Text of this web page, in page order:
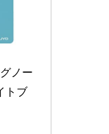
ノー
トブ